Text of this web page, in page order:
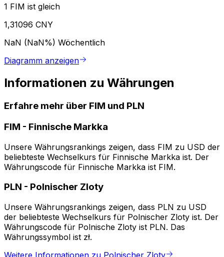
1 FIM ist gleich
1,31096 CNY
NaN (NaN%) Wöchentlich
Diagramm anzeigen
Informationen zu Währungen
Erfahre mehr über FIM und PLN
FIM - Finnische Markka
Unsere Währungsrankings zeigen, dass FIM zu USD der
beliebteste Wechselkurs für Finnische Markka ist. Der
Währungscode für Finnische Markka ist FIM.
PLN - Polnischer Zloty
Unsere Währungsrankings zeigen, dass PLN zu USD
der beliebteste Wechselkurs für Polnischer Zloty ist. Der
Währungscode für Polnische Zloty ist PLN. Das
Währungssymbol ist zł.